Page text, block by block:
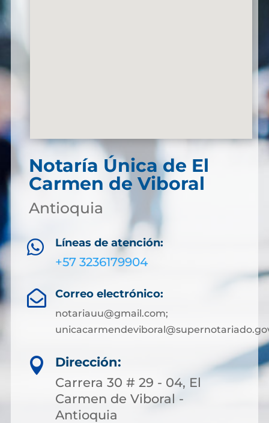
Notaría Única de El
Carmen de Viboral
Antioquia
 Líneas de atención:
+57 3236179904
 Correo electrónico:
notariauu@gmail.com;

Dirección:
Carrera 30 # 29 - 04, El
Carmen de Viboral -
Antioquia